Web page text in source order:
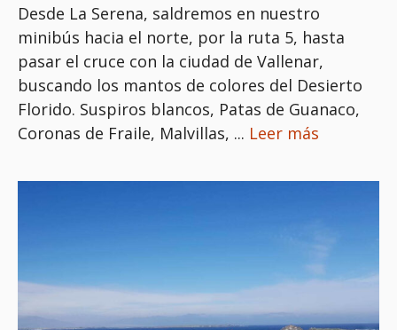
Desde La Serena, saldremos en nuestro
minibús hacia el norte, por la ruta 5, hasta
pasar el cruce con la ciudad de Vallenar,
buscando los mantos de colores del Desierto
Florido. Suspiros blancos, Patas de Guanaco,
Coronas de Fraile, Malvillas, ... Leer más